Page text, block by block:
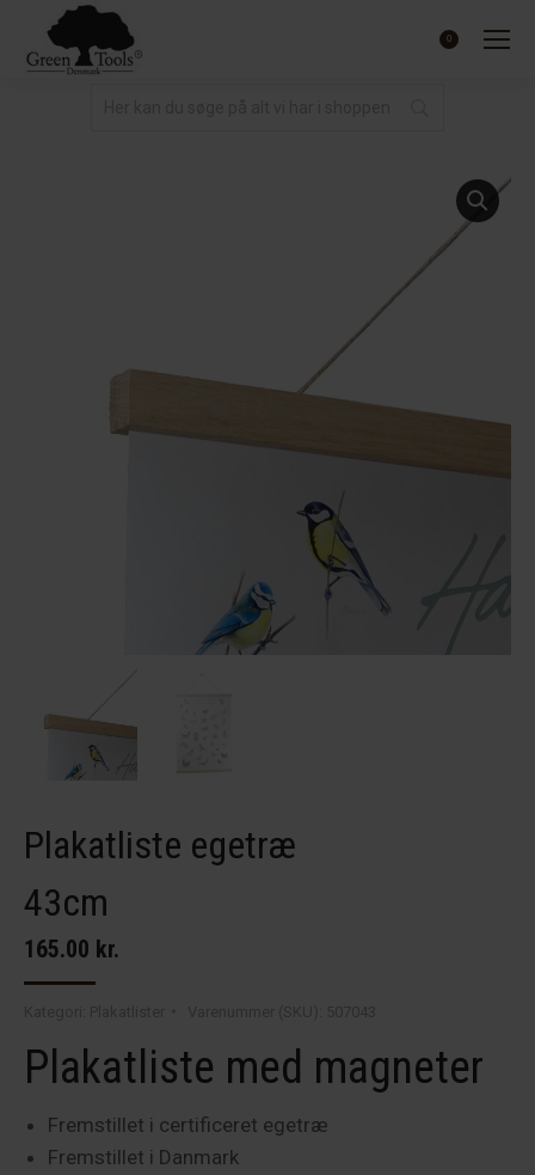
0
Plakatliste egetræ
43cm
165.00 kr.
Plakatliste med magneter
Fremstillet i certificeret egetræ
Fremstillet i Danmark